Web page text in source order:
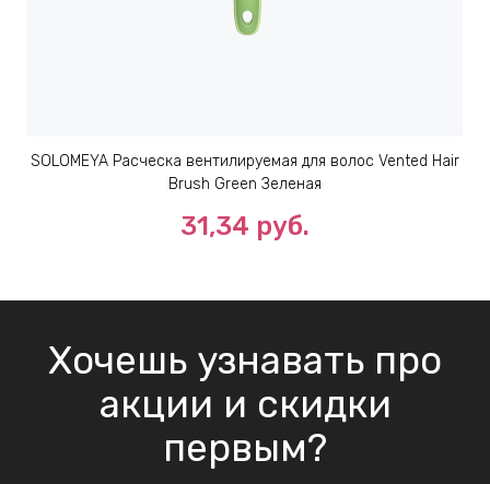
SOLOMEYA Расческа вентилируемая для волос Vented Hair
Brush Green Зеленая
31,34 руб.
Хочешь узнавать про
акции и скидки
первым?